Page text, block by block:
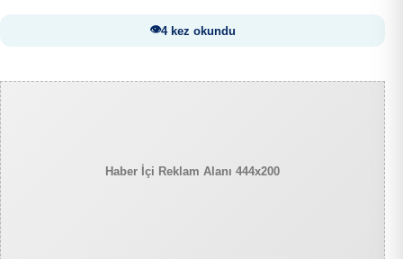
4 kez okundu
Haber İçi Reklam Alanı 444x200